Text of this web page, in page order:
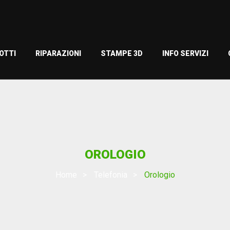
RIPARAZIONI STAMPE 3D INFO SERVIZI
OROLOGIO
Orologio